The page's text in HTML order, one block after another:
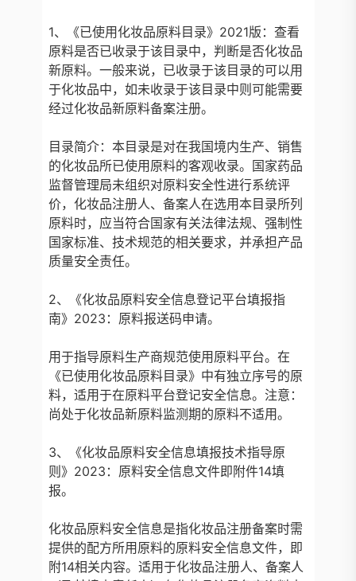
1、《已使用化妆品原料目录》2021版：查看
原料是否已收录于该目录中，判断是否化妆品
新原料。一般来说，已收录于该目录的可以用
于化妆品中，如未收录于该目录中则可能需要
经过化妆品新原料备案注册。
目录简介：本目录是对在我国境内生产、销售
的化妆品所已使用原料的客观收录。国家药品
监督管理局未组织对原料安全性进行系统评
价，化妆品注册人、备案人在选用本目录所列
原料时，应当符合国家有关法律法规、强制性
国家标准、技术规范的相关要求，并承担产品
质量安全责任。
2、《化妆品原料安全信息登记平台填报指
南》2023：原料报送码申请。
用于指导原料生产商规范使用原料平台。在
《已使用化妆品原料目录》中有独立序号的原
料，适用于在原料平台登记安全信息。注意：
尚处于化妆品新原料监测期的原料不适用。
3、《化妆品原料安全信息填报技术指导原
则》2023：原料安全信息文件即附件14填
报。
化妆品原料安全信息是指化妆品注册备案时需
提供的配方所用原料的原料安全信息文件，即
附14相关内容。适用于化妆品注册人、备案人